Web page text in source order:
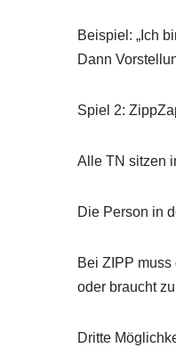
Beispiel: „Ich
Dann
Spiel 2:
Alle TN sitzen
Die Person in
Bei ZIPP
oder braucht
Dritte